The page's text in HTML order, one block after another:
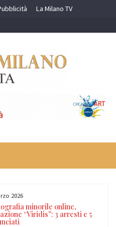
La Milano TV
2026
minorile online,
“Viridis”: 3 arresti e 5